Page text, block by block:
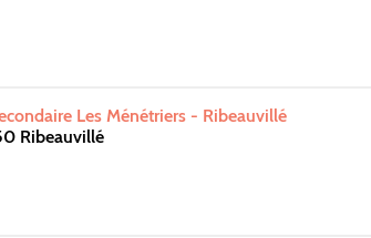
Les Ménétriers - Ribeauvillé
Ribeauvillé